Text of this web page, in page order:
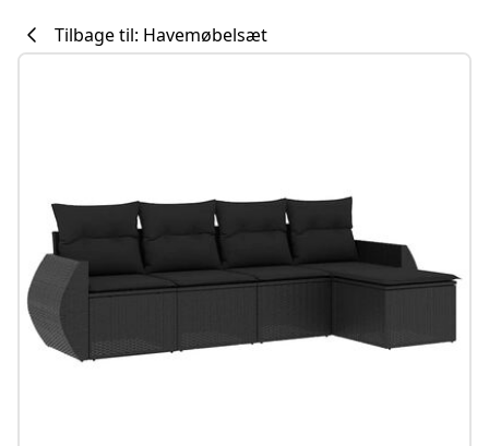
#sharemevidaxl
Tilbage til: Havemøbelsæt